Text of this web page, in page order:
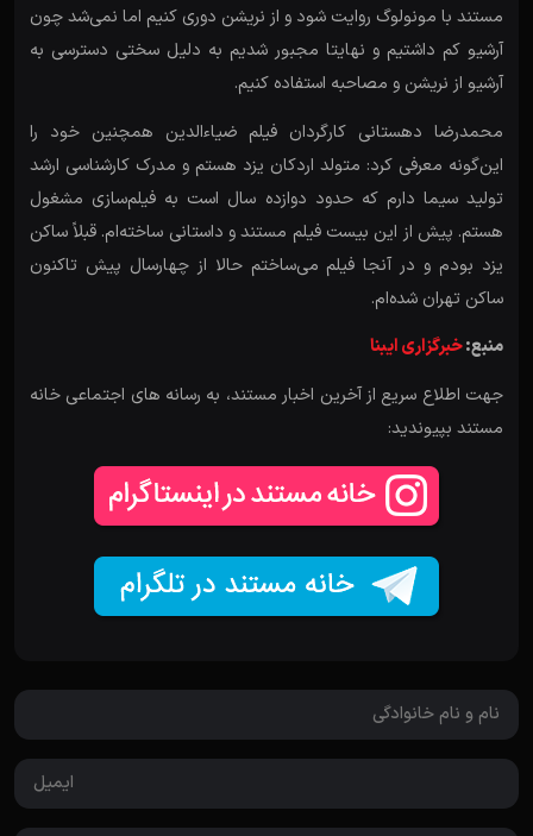
مستند با مونولوگ روایت شود و از نریشن دوری کنیم اما نمی‌شد چون
آرشیو کم داشتیم و نهایتا مجبور شدیم به دلیل سختی دسترسی به
آرشیو از نریشن و مصاحبه استفاده کنیم.
محمدرضا دهستانی کارگردان فیلم ضیاءالدین همچنین خود را
این‌گونه معرفی کرد: متولد اردکان یزد هستم و مدرک کارشناسی ارشد
تولید سیما دارم که حدود دوازده سال است به فیلم‌سازی مشغول
هستم. پیش از این بیست فیلم مستند و داستانی ساخته‌ام. قبلاً ساکن
یزد بودم و در آنجا فیلم می‌ساختم حالا از چهارسال پیش تاکنون
ساکن تهران شده‌ام.
منبع:خبرگزاری ایبنا
جهت اطلاع سریع از آخرین اخبار مستند، به رسانه های اجتماعی خانه
مستند بپیوندید: